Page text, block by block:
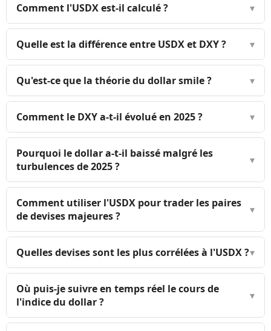
Comment l'USDX est-il calculé ? ▾
Quelle est la différence entre USDX et DXY ? ▾
Qu'est-ce que la théorie du dollar smile ? ▾
Comment le DXY a-t-il évolué en 2025 ? ▾
Pourquoi le dollar a-t-il baissé malgré les
turbulences de 2025 ?
▾
Comment utiliser l'USDX pour trader les paires
de devises majeures ?
▾
Quelles devises sont les plus corrélées à l'USDX ?▾
Où puis-je suivre en temps réel le cours de
l'indice du dollar ?
▾